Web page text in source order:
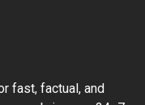
fast, factual, and